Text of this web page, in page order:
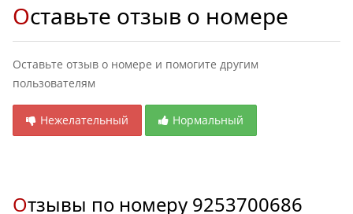
Оставьте отзыв о номере
Оставьте отзыв о номере и помогите другим
пользователям
Нежелательный Нормальный
Отзывы по номеру 9253700686